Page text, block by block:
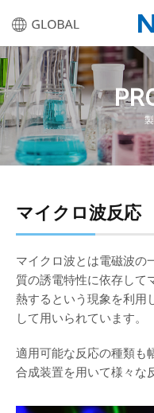
マイクロ波反応
マイクロ波とは電磁波の
質の誘電特性に依存して
熱するという現象を利用
して用いられています。
適用可能な反応の種類も
合成装置を用いて様々な